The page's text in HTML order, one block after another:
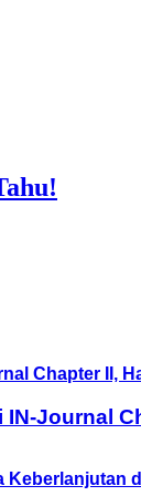
Journal